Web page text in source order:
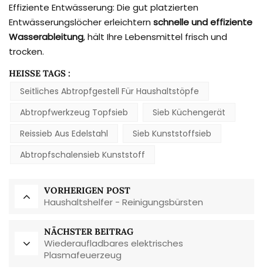
Effiziente Entwässerung: Die gut platzierten
Entwässerungslöcher erleichtern schnelle und effiziente
Wasserableitung, hält Ihre Lebensmittel frisch und
trocken.
HEISSE TAGS :
Seitliches Abtropfgestell Für Haushaltstöpfe
Abtropfwerkzeug Topfsieb
Sieb Küchengerät
Reissieb Aus Edelstahl
Sieb Kunststoffsieb
Abtropfschalensieb Kunststoff
VORHERIGEN POST
Haushaltshelfer - Reinigungsbürsten
NÄCHSTER BEITRAG
Wiederaufladbares elektrisches
Plasmafeuerzeug